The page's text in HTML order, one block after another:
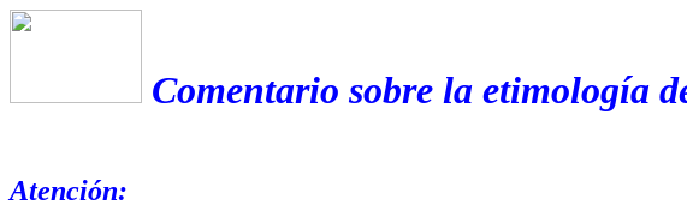
Comentario sobre la etimología
Atención: